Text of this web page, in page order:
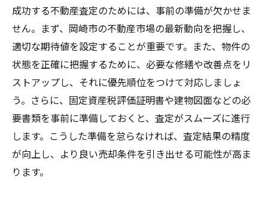
成功する不動産査定のためには、事前の準備が欠かせま
せん。まず、岡崎市の不動産市場の最新動向を把握し、
適切な期待値を設定することが重要です。また、物件の
状態を正確に把握するために、必要な修繕や改善点をリ
ストアップし、それに優先順位をつけて対応しましょ
う。さらに、固定資産税評価証明書や建物図面などの必
要書類を事前に準備しておくと、査定がスムーズに進行
します。こうした準備を怠らなければ、査定結果の精度
が向上し、より良い売却条件を引き出せる可能性が高ま
ります。